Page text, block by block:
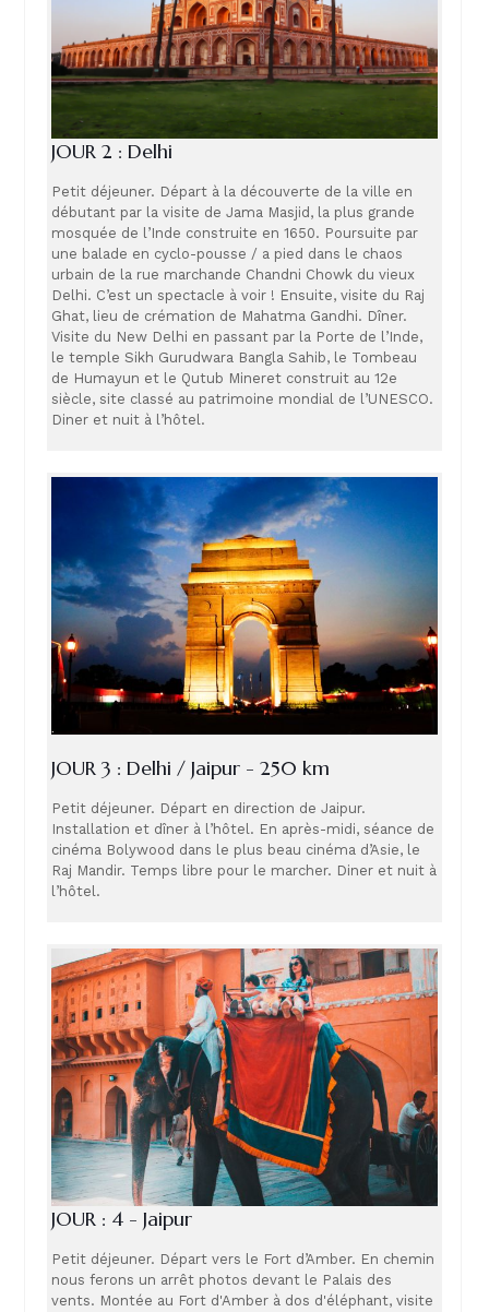
JOUR 2 : Delhi
Petit déjeuner. Départ à la découverte de la ville en
débutant par la visite de Jama Masjid, la plus grande
mosquée de l’Inde construite en 1650. Poursuite par
une balade en cyclo-pousse / a pied dans le chaos
urbain de la rue marchande Chandni Chowk du vieux
Delhi. C’est un spectacle à voir ! Ensuite, visite du Raj
Ghat, lieu de crémation de Mahatma Gandhi. Dîner.
Visite du New Delhi en passant par la Porte de l’Inde,
le temple Sikh Gurudwara Bangla Sahib, le Tombeau
de Humayun et le Qutub Mineret construit au 12e
siècle, site classé au patrimoine mondial de l’UNESCO.
Diner et nuit à l’hôtel.
JOUR 3 : Delhi / Jaipur - 250 km
Petit déjeuner. Départ en direction de Jaipur.
Installation et dîner à l’hôtel. En après-midi, séance de
cinéma Bolywood dans le plus beau cinéma d’Asie, le
Raj Mandir. Temps libre pour le marcher. Diner et nuit à
l’hôtel.
JOUR : 4 - Jaipur
Petit déjeuner. Départ vers le Fort d’Amber. En chemin
nous ferons un arrêt photos devant le Palais des
vents. Montée au Fort d'Amber à dos d'éléphant, visite